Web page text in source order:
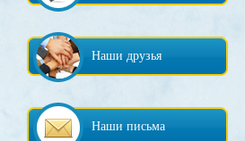
Наши друзья
Наши письма